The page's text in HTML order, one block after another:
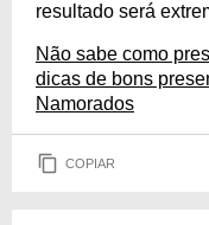
resultado será
Não sabe como
dicas de bons
Namorados
COPIAR